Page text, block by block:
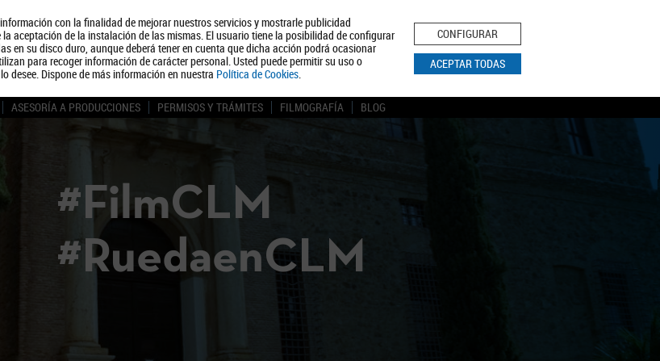
con la finalidad de mejorar nuestros servicios y mostrarle publicidad
aceptación de la instalación de las mismas. El usuario tiene la posibilidad de configurar
en su disco duro, aunque deberá tener en cuenta que dicha acción podrá ocasionar
para recoger información de carácter personal. Usted puede permitir su uso o
desee. Dispone de más información en nuestra Política de Cookies.
CONFIGURAR
ACEPTAR TODAS
Quiénes somos Turismo Política de Privacidad Aviso Legal Política de Cookies
BUSCAR
ASESORÍA A PRODUCCIONES PERMISOS Y TRÁMITES FILMOGRAFÍA BLOG
#FilmCLM
#RuedaenCLM